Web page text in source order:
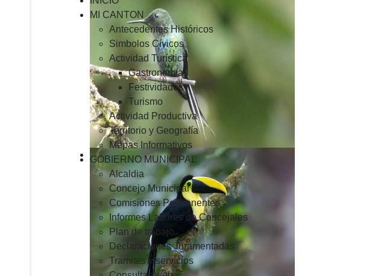
MI CANTON
Antecedentes Históricos
Simbolos Cívicos
Actividad Turística
Gastronomía
Festividades
Turismo
Actividad Productiva
Territorio y Geografía
Mapas Informativos
GOBIERNO MUNICIPAL
Alcaldia
Concejo Municipal
Comisiones Permanentes
Informes Labores de Concejales
Plan de trabajo
Declaraciones Juramentadas
Tramites y servicios